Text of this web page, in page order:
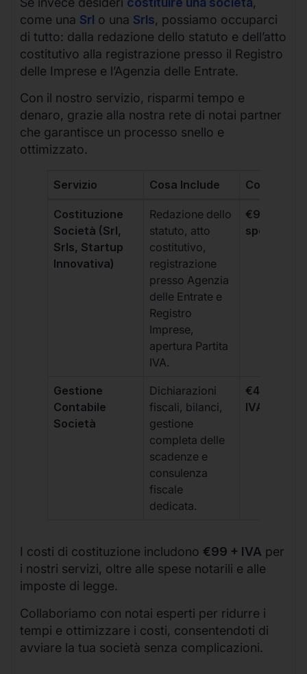
come una Srl o una Srls, possiamo occuparci
di tutto: dalla redazione dello statuto e dell’atto
costitutivo alla registrazione presso il Registro
delle Imprese e l’Agenzia delle Entrate.
Con il nostro servizio, risparmi tempo e
denaro, grazie alla nostra rete di notai partner
che garantisce un processo snello e
ottimizzato.
Servizio Cosa Include Costo
Costituzione
Società (Srl,
Srls, Startup
Innovativa)
Redazione dello
statuto, atto
costitutivo,
registrazione
presso Agenzia
delle Entrate e
Registro
Imprese,
apertura Partita
IVA.
€99 + IVA
spese
Gestione
Contabile
Società
Dichiarazioni
fiscali, bilanci,
gestione
completa delle
scadenze e
consulenza
fiscale
dedicata.
€499 +
IVA/
I costi di costituzione includono €99 + IVA per
i nostri servizi, oltre alle spese notarili e alle
imposte di legge.
Collaboriamo con notai esperti per ridurre i
tempi e ottimizzare i costi, consentendoti di
avviare la tua società senza complicazioni.